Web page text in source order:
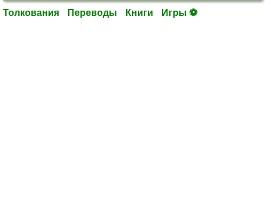
Толкования Переводы Книги Игры ⚽